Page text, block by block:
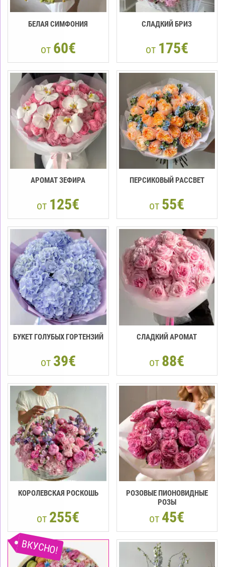
БЕЛАЯ СИМФОНИЯ
от 60€
СЛАДКИЙ БРИЗ
от 175€
АРОМАТ ЗЕФИРА
от 125€
ПЕРСИКОВЫЙ РАССВЕТ
от 55€
БУКЕТ ГОЛУБЫХ ГОРТЕНЗИЙ
от 39€
СЛАДКИЙ АРОМАТ
от 88€
КОРОЛЕВСКАЯ РОСКОШЬ
от 255€
РОЗОВЫЕ ПИОНОВИДНЫЕ
РОЗЫ
от 45€
ВКУСНО!